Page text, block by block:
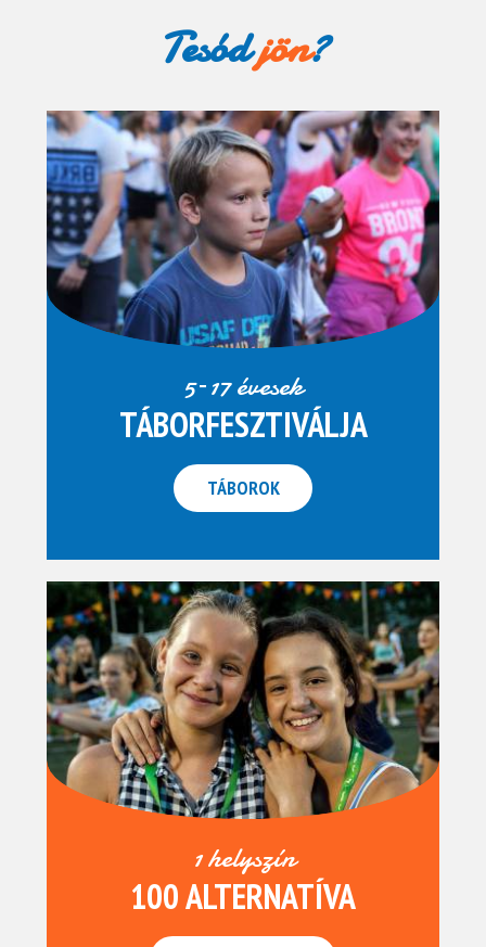
Tesódjön?
5–17 évesek
TÁBORFESZTIVÁLJA
TÁBOROK
1 helyszín
100 ALTERNATÍVA